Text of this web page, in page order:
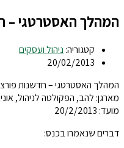
המהלך האסטרטגי –
קטגוריה: ניהול ועסקים
20/02/2013
המהלך האסטרטגי – חדשנות
מארגן: להב, הפקולטה לניהול,
מועד: 20/2/2013
דברים שנאמרו בכנס: